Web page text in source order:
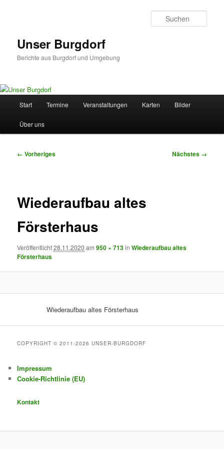
Unser Burgdorf
Berichte aus Burgdorf und Umgebung
Start Termine Veranstaltungen Karten Bilder
Über uns
Bilder-
← Vorheriges Nächstes →
Wiederaufbau altes
Försterhaus
Veröffentlicht28.11.2020 am950 × 713inWiederaufbau altes
Försterhaus
Wiederaufbau altes Försterhaus
COPYRIGHT © 2011-2026 UNSER-BURGDORF
Impressum
Cookie-Richtlinie (EU)
Kontakt